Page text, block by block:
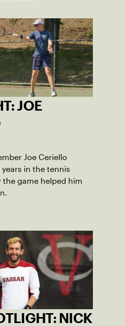
JOE
Joe Ceriello
in the tennis
game helped him
NICK